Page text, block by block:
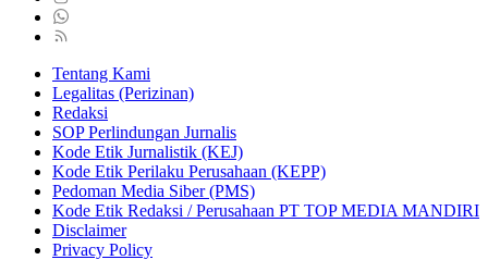
Tentang Kami
Legalitas (Perizinan)
Redaksi
SOP Perlindungan Jurnalis
Kode Etik Jurnalistik (KEJ)
Kode Etik Perilaku Perusahaan (KEPP)
Pedoman Media Siber (PMS)
Kode Etik Redaksi / Perusahaan PT TOP MEDIA MANDIRI
Disclaimer
Privacy Policy